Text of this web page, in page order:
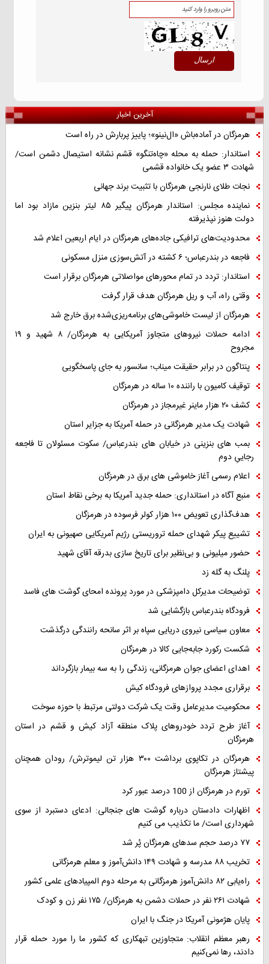
آخرین اخبار
هرمزگان در آماده‌باش «ال‌نینو»؛ پاییز پربارش در راه است
استاندار: حمله به محله «چاه‌تنگو» قشم نشانه استیصال دشمن است/
شهادت ۳ عضو یک خانواده قشمی
نجات طلای نارنجی هرمزگان با تثبیت برند جهانی
نماینده مجلس: استاندار هرمزگان پیگیر ۸۵ لیتر بنزین مازاد بود اما
دولت هنوز نپذیرفته
محدودیت‌های ترافیکی جاده‌های هرمزگان در ایام اربعین اعلام شد
فاجعه در بندرعباس؛ ۶ کشته در آتش‌سوزی منزل مسکونی
استاندار: تردد در تمام محورهای مواصلاتی هرمزگان برقرار است
وقتی راه، آب و ریل هرمزگان هدف قرار گرفت
هرمزگان از لیست خاموشی‌های برنامه‌ریزی‌شده برق خارج شد
ادامه حملات نیروهای متجاوز آمریکایی به هرمزگان/ ۸ شهید و ۱۹
مجروح
پنتاگون در برابر حقیقت میناب؛ سانسور به جای پاسخگویی
توقیف کامیون با راننده ۱۰ ساله در هرمزگان
کشف ۲۰ هزار ماینر غیرمجاز در هرمزگان
شهادت یک مدیر هرمزگانی در حمله آمریکا به جزایر استان
بمب های بنزینی در خیابان های بندرعباس/ سکوت مسئولان تا فاجعه
رجاییِ دوم
اعلام رسمی آغاز خاموشی های برق در هرمزگان
منبع آگاه در استانداری: حمله جدید آمریکا به برخی نقاط استان
هدف‌گذاری تعویض ۱۰۰ هزار کولر فرسوده در هرمزگان
تشییع پیکر شهدای حمله تروریستی رژیم آمریکایی صهیونی به ایران
حضور میلیونی و بی‌نظیر برای تاریخ سازی بدرقه آقای شهید
پلنگ به گله زد
توضیحات مدیرکل دامپزشکی در مورد پرونده امحای گوشت های فاسد
فرودگاه بندرعباس بازگشایی شد
معاون سیاسی نیروی دریایی سپاه بر اثر سانحه رانندگی درگذشت
شکست رکورد جابه‌جایی کالا در هرمزگان
اهدای اعضای جوان هرمزگانی، زندگی را به سه بیمار بازگرداند
برقراری مجدد پروازهای فرودگاه کیش
محکومیت مدیرعامل وقت یک شرکت دولتی مرتبط با حوزه سوخت
آغاز طرح تردد خودروهای پلاک منطقه آزاد کیش و قشم در استان
هرمزگان
هرمزگان در تکاپوی برداشت ۳۰۰ هزار تن لیموترش/ رودان همچنان
پیشتاز هرمزگان
تورم در هرمزگان از 100 درصد عبور کرد
اظهارات دادستان درباره گوشت های جنجالی: ادعای دستبرد از سوی
شهرداری است/ ما تکذیب می کنیم
۷۷ درصد حجم سدهای هرمزگان پُر شد
تخریب ۸۸ مدرسه و شهادت ۱۴۹ دانش‌آموز و معلم هرمزگانی
راه‌یابی ۸۲ دانش‌آموز هرمزگانی به مرحله دوم المپیادهای علمی کشور
شهادت ۲۶۱ نفر در حملات دشمن به هرمزگان/ ۱۷۵ نفر زن و کودک
پایان هژمونی آمریکا در جنگ با ایران
رهبر معظم انقلاب: متجاوزین تبهکاری که کشور ما را مورد حمله قرار
دادند، رها نمی‌کنیم